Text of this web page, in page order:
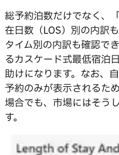
総予約泊数だけでなく、
在日数（LOS）別の内訳
タイム別の内訳も確認で
るカスケード式最低宿泊
助けになります。なお、
予約のみが表示されるた
場合でも、市場にはそう
す。